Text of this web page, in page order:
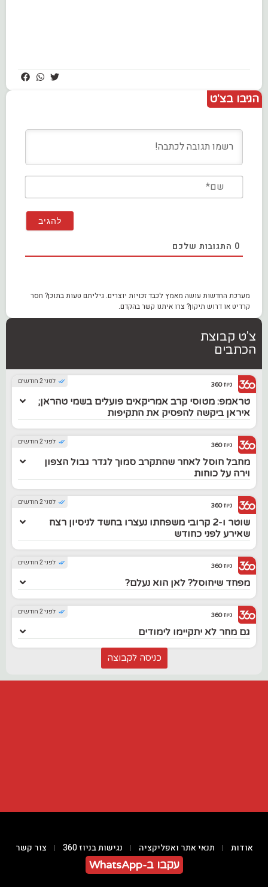
הגיבו בצ'ט
0 התגובות שלכם
מערכת החדשות עושה מאמץ לכבד זכויות יוצרים. גיליתם טעות בתוכן? חסר
קרדיט או דרוש תיקון? צרו איתנו קשר בהקדם.
צ'ט קבוצת
הכתבים
לפני 2 חודשים ניוז 360
טראמפ: מטוסי קרב אמריקאים פועלים בשמי טהראן;
איראן ביקשה להפסיק את התקיפות
לפני 2 חודשים ניוז 360
מחבל חוסל לאחר שהתקרב סמוך לגדר גבול הצפון
וירה על כוחות
לפני 2 חודשים ניוז 360
שוטר ו-2 קרובי משפחתו נעצרו בחשד לניסיון רצח
שאירע לפני כחודש
לפני 2 חודשים ניוז 360
מפחד שיחוסל? לאן הוא נעלם?
לפני 2 חודשים ניוז 360
גם מחר לא יתקיימו לימודים
כניסה לקבוצה
אודות תנאי אתר ואפליקציה נגישות בניוז 360 צור קשר
עקבו ב-WhatsApp